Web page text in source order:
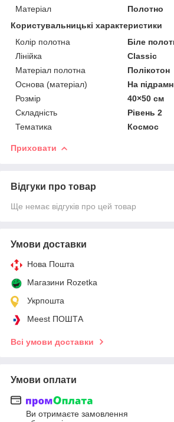
Матеріал
Полотно
Користувальницькі характеристики
Колір полотна
Біле
Лінійка
Classic
Матеріал полотна
Полікотон
Основа (матеріал)
На
Розмір
40×50 см
Складність
Рівень 2
Тематика
Космос
Приховати
Відгуки про товар
Ще немає відгуків про цей товар
Умови доставки
Нова Пошта
Магазини Rozetka
Укрпошта
Meest ПОШТА
Всі умови доставки
Умови оплати
Ви отримаєте замовлення